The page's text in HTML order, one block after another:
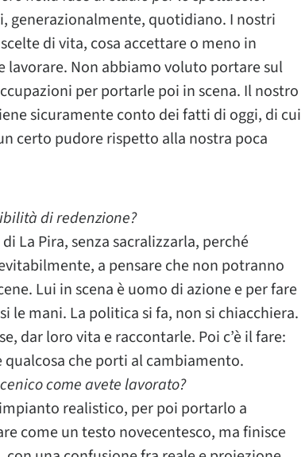
generazionalmente, quotidiano. I nostri
di vita, cosa accettare o meno in
Non abbiamo voluto portare sul
per portarle poi in scena. Il nostro
sicuramente conto dei fatti di oggi, di cui
certo pudore rispetto alla nostra poca
di redenzione?
La Pira, senza sacralizzarla, perché
a pensare che non potranno
Lui in scena è uomo di azione e per fare
le mani. La politica si fa, non si chiacchiera.
dar loro vita e raccontarle. Poi c’è il fare:
che porti al cambiamento.
come avete lavorato?
realistico, per poi portarlo a
come un testo novecentesco, ma finisce